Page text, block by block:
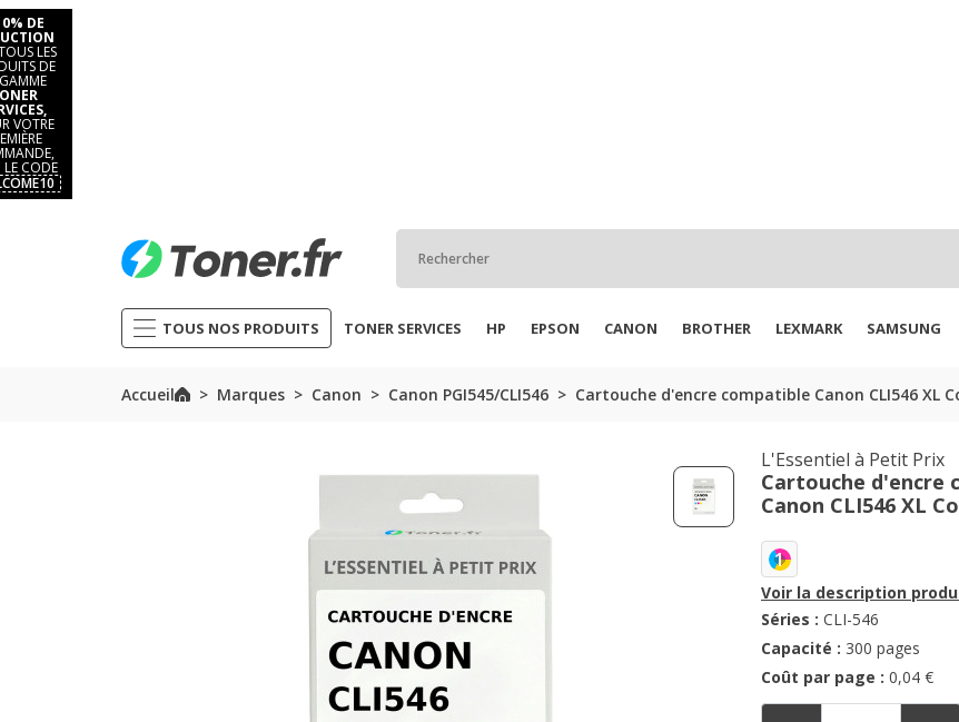
DE
LES
DE
VOTRE
LE CODE
TOUS NOS PRODUITS TONER SERVICES HP EPSON CANON BROTHER LEXMARK SAMSUNG
Accueil Marques Canon Canon PGI545/CLI546 Cartouche d'encre compatible Canon CLI546 XL
L'Essentiel à Petit Prix
Cartouche d'encre
Canon CLI546 XL
1
Voir la description
Séries : CLI-546
Capacité : 300 pages
Coût par page : 0,04 €